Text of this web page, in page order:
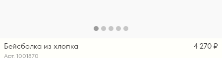
Бейсболка из хлопка
Арт. 1001870
4 270 ₽